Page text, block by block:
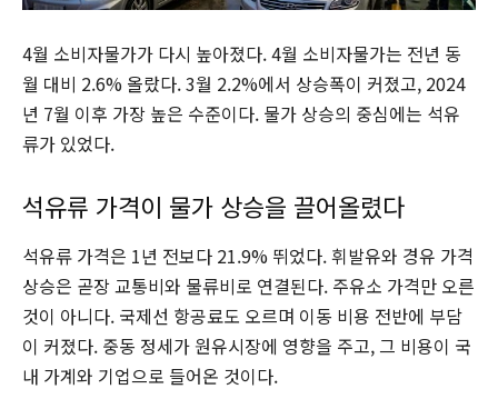
4월 소비자물가가 다시 높아졌다. 4월 소비자물가는 전년 동
월 대비 2.6% 올랐다. 3월 2.2%에서 상승폭이 커졌고, 2024
년 7월 이후 가장 높은 수준이다. 물가 상승의 중심에는 석유
류가 있었다.
석유류 가격이 물가 상승을 끌어올렸다
석유류 가격은 1년 전보다 21.9% 뛰었다. 휘발유와 경유 가격
상승은 곧장 교통비와 물류비로 연결된다. 주유소 가격만 오른
것이 아니다. 국제선 항공료도 오르며 이동 비용 전반에 부담
이 커졌다. 중동 정세가 원유시장에 영향을 주고, 그 비용이 국
내 가계와 기업으로 들어온 것이다.